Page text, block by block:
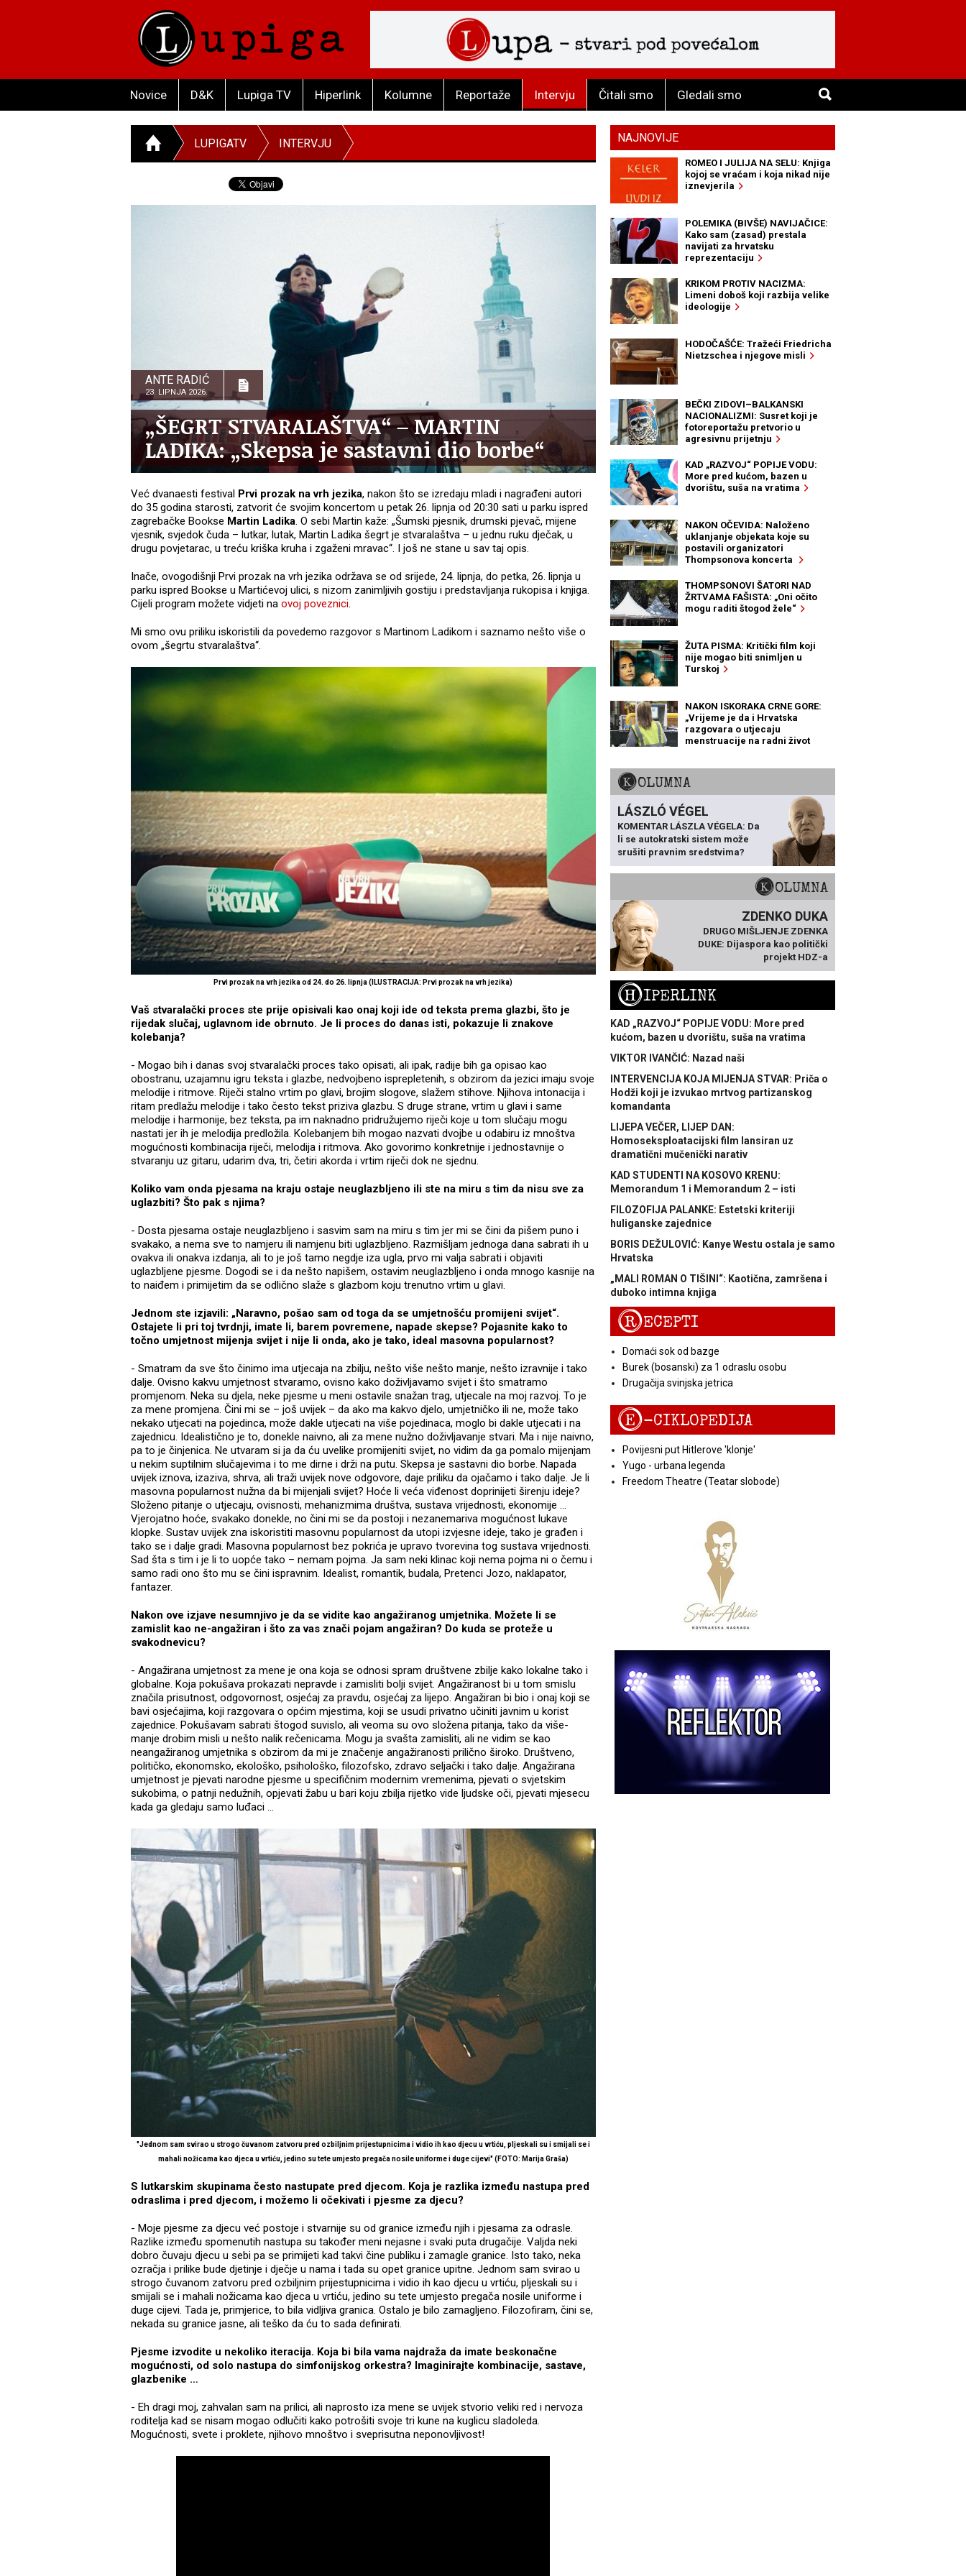
Novice D&K Lupiga TV Hiperlink Kolumne Reportaže Intervju Čitali smo Gledali smo
LUPIGATV INTERVJU
ANTE RADIĆ
23. LIPNJA 2026.
„ŠEGRT STVARALAŠTVA“ – MARTIN
LADIKA: „Skepsa je sastavni dio borbe“
Već dvanaesti festival Prvi prozak na vrh jezika, nakon što se izredaju mladi i nagrađeni autori
do 35 godina starosti, zatvorit će svojim koncertom u petak 26. lipnja od 20:30 sati u parku ispred
zagrebačke Bookse Martin Ladika. O sebi Martin kaže: „Šumski pjesnik, drumski pjevač, mijene
vjesnik, svjedok čuda – lutkar, lutak, Martin Ladika šegrt je stvaralaštva – u jednu ruku dječak, u
drugu povjetarac, u treću kriška kruha i zgaženi mravac“. I još ne stane u sav taj opis.
Inače, ovogodišnji Prvi prozak na vrh jezika održava se od srijede, 24. lipnja, do petka, 26. lipnja u
parku ispred Bookse u Martićevoj ulici, s nizom zanimljivih gostiju i predstavljanja rukopisa i knjiga.
Cijeli program možete vidjeti na ovoj poveznici.
Mi smo ovu priliku iskoristili da povedemo razgovor s Martinom Ladikom i saznamo nešto više o
ovom „šegrtu stvaralaštva“.
Prvi prozak na vrh jezika od 24. do 26. lipnja (ILUSTRACIJA: Prvi prozak na vrh jezika)
Vaš stvaralački proces ste prije opisivali kao onaj koji ide od teksta prema glazbi, što je
rijedak slučaj, uglavnom ide obrnuto. Je li proces do danas isti, pokazuje li znakove
kolebanja?
- Mogao bih i danas svoj stvaralački proces tako opisati, ali ipak, radije bih ga opisao kao
obostranu, uzajamnu igru teksta i glazbe, nedvojbeno isprepletenih, s obzirom da jezici imaju svoje
melodije i ritmove. Riječi stalno vrtim po glavi, brojim slogove, slažem stihove. Njihova intonacija i
ritam predlažu melodije i tako često tekst priziva glazbu. S druge strane, vrtim u glavi i same
melodije i harmonije, bez teksta, pa im naknadno pridružujemo riječi koje u tom slučaju mogu
nastati jer ih je melodija predložila. Kolebanjem bih mogao nazvati dvojbe u odabiru iz mnoštva
mogućnosti kombinacija riječi, melodija i ritmova. Ako govorimo konkretnije i jednostavnije o
stvaranju uz gitaru, udarim dva, tri, četiri akorda i vrtim riječi dok ne sjednu.
Koliko vam onda pjesama na kraju ostaje neuglazbljeno ili ste na miru s tim da nisu sve za
uglazbiti? Što pak s njima?
- Dosta pjesama ostaje neuglazbljeno i sasvim sam na miru s tim jer mi se čini da pišem puno i
svakako, a nema sve to namjeru ili namjenu biti uglazbljeno. Razmišljam jednoga dana sabrati ih u
ovakva ili onakva izdanja, ali to je još tamo negdje iza ugla, prvo mi valja sabrati i objaviti
uglazbljene pjesme. Dogodi se i da nešto napišem, ostavim neuglazbljeno i onda mnogo kasnije na
to naiđem i primijetim da se odlično slaže s glazbom koju trenutno vrtim u glavi.
Jednom ste izjavili: „Naravno, pošao sam od toga da se umjetnošću promijeni svijet“.
Ostajete li pri toj tvrdnji, imate li, barem povremene, napade skepse? Pojasnite kako to
točno umjetnost mijenja svijet i nije li onda, ako je tako, ideal masovna popularnost?
- Smatram da sve što činimo ima utjecaja na zbilju, nešto više nešto manje, nešto izravnije i tako
dalje. Ovisno kakvu umjetnost stvaramo, ovisno kako doživljavamo svijet i što smatramo
promjenom. Neka su djela, neke pjesme u meni ostavile snažan trag, utjecale na moj razvoj. To je
za mene promjena. Čini mi se – još uvijek – da ako ma kakvo djelo, umjetničko ili ne, može tako
nekako utjecati na pojedinca, može dakle utjecati na više pojedinaca, moglo bi dakle utjecati i na
zajednicu. Idealistično je to, donekle naivno, ali za mene nužno doživljavanje stvari. Ma i nije naivno,
pa to je činjenica. Ne utvaram si ja da ću uvelike promijeniti svijet, no vidim da ga pomalo mijenjam
u nekim suptilnim slučajevima i to me dirne i drži na putu. Skepsa je sastavni dio borbe. Napada
uvijek iznova, izaziva, shrva, ali traži uvijek nove odgovore, daje priliku da ojačamo i tako dalje. Je li
masovna popularnost nužna da bi mijenjali svijet? Hoće li veća viđenost doprinijeti širenju ideje?
Složeno pitanje o utjecaju, ovisnosti, mehanizmima društva, sustava vrijednosti, ekonomije ...
Vjerojatno hoće, svakako donekle, no čini mi se da postoji i nezanemariva mogućnost lukave
klopke. Sustav uvijek zna iskoristiti masovnu popularnost da utopi izvjesne ideje, tako je građen i
tako se i dalje gradi. Masovna popularnost bez pokrića je upravo tvorevina tog sustava vrijednosti.
Sad šta s tim i je li to uopće tako – nemam pojma. Ja sam neki klinac koji nema pojma ni o čemu i
samo radi ono što mu se čini ispravnim. Idealist, romantik, budala, Pretenci Jozo, naklapator,
fantazer.
Nakon ove izjave nesumnjivo je da se vidite kao angažiranog umjetnika. Možete li se
zamislit kao ne-angažiran i što za vas znači pojam angažiran? Do kuda se proteže u
svakodnevicu?
- Angažirana umjetnost za mene je ona koja se odnosi spram društvene zbilje kako lokalne tako i
globalne. Koja pokušava prokazati nepravde i zamisliti bolji svijet. Angažiranost bi u tom smislu
značila prisutnost, odgovornost, osjećaj za pravdu, osjećaj za lijepo. Angažiran bi bio i onaj koji se
bavi osjećajima, koji razgovara o općim mjestima, koji se usudi privatno učiniti javnim u korist
zajednice. Pokušavam sabrati štogod suvislo, ali veoma su ovo složena pitanja, tako da više-
manje drobim misli u nešto nalik rečenicama. Mogu ja svašta zamisliti, ali ne vidim se kao
neangažiranog umjetnika s obzirom da mi je značenje angažiranosti prilično široko. Društveno,
političko, ekonomsko, ekološko, psihološko, filozofsko, zdravo seljački i tako dalje. Angažirana
umjetnost je pjevati narodne pjesme u specifičnim modernim vremenima, pjevati o svjetskim
sukobima, o patnji nedužnih, opjevati žabu u bari koju zbilja rijetko vide ljudske oči, pjevati mjesecu
kada ga gledaju samo luđaci …
"Jednom sam svirao u strogo čuvanom zatvoru pred ozbiljnim prijestupnicima i vidio ih kao djecu u vrtiću, pljeskali su i smijali se i
mahali nožicama kao djeca u vrtiću, jedino su tete umjesto pregača nosile uniforme i duge cijevi" (FOTO: Marija Graša)
S lutkarskim skupinama često nastupate pred djecom. Koja je razlika između nastupa pred
odraslima i pred djecom, i možemo li očekivati i pjesme za djecu?
- Moje pjesme za djecu već postoje i stvarnije su od granice između njih i pjesama za odrasle.
Razlike između spomenutih nastupa su također meni nejasne i svaki puta drugačije. Valjda neki
dobro čuvaju djecu u sebi pa se primijeti kad takvi čine publiku i zamagle granice. Isto tako, neka
ozračja i prilike bude djetinje i dječje u nama i tada su opet granice upitne. Jednom sam svirao u
strogo čuvanom zatvoru pred ozbiljnim prijestupnicima i vidio ih kao djecu u vrtiću, pljeskali su i
smijali se i mahali nožicama kao djeca u vrtiću, jedino su tete umjesto pregača nosile uniforme i
duge cijevi. Tada je, primjerice, to bila vidljiva granica. Ostalo je bilo zamagljeno. Filozofiram, čini se,
nekada su granice jasne, ali teško da ću to sada definirati.
Pjesme izvodite u nekoliko iteracija. Koja bi bila vama najdraža da imate beskonačne
mogućnosti, od solo nastupa do simfonijskog orkestra? Imaginirajte kombinacije, sastave,
glazbenike …
- Eh dragi moj, zahvalan sam na prilici, ali naprosto iza mene se uvijek stvorio veliki red i nervoza
roditelja kad se nisam mogao odlučiti kako potrošiti svoje tri kune na kuglicu sladoleda.
Mogućnosti, svete i proklete, njihovo mnoštvo i sveprisutna neponovljivost!
NAJNOVIJE
ROMEO I JULIJA NA SELU: Knjiga
kojoj se vraćam i koja nikad nije
iznevjerila
POLEMIKA (BIVŠE) NAVIJAČICE:
Kako sam (zasad) prestala
navijati za hrvatsku
reprezentaciju
KRIKOM PROTIV NACIZMA:
Limeni doboš koji razbija velike
ideologije
HODOČAŠĆE: Tražeći Friedricha
Nietzschea i njegove misli
BEČKI ZIDOVI–BALKANSKI
NACIONALIZMI: Susret koji je
fotoreportažu pretvorio u
agresivnu prijetnju
KAD „RAZVOJ“ POPIJE VODU:
More pred kućom, bazen u
dvorištu, suša na vratima
NAKON OČEVIDA: Naloženo
uklanjanje objekata koje su
postavili organizatori
Thompsonova koncerta
THOMPSONOVI ŠATORI NAD
ŽRTVAMA FAŠISTA: „Oni očito
mogu raditi štogod žele“
ŽUTA PISMA: Kritički film koji
nije mogao biti snimljen u
Turskoj
NAKON ISKORAKA CRNE GORE:
„Vrijeme je da i Hrvatska
razgovara o utjecaju
menstruacije na radni život
KOLUMNA
LÁSZLÓ VÉGEL
KOMENTAR LÁSZLA VÉGELA: Da
li se autokratski sistem može
srušiti pravnim sredstvima?
KOLUMNA
ZDENKO DUKA
DRUGO MIŠLJENJE ZDENKA
DUKE: Dijaspora kao politički
projekt HDZ-a
HIPERLINK
KAD „RAZVOJ“ POPIJE VODU: More pred
kućom, bazen u dvorištu, suša na vratima
VIKTOR IVANČIĆ: Nazad naši
INTERVENCIJA KOJA MIJENJA STVAR: Priča o
Hodži koji je izvukao mrtvog partizanskog
komandanta
LIJEPA VEČER, LIJEP DAN:
Homoseksploatacijski film lansiran uz
dramatični mučenički narativ
KAD STUDENTI NA KOSOVO KRENU:
Memorandum 1 i Memorandum 2 – isti
FILOZOFIJA PALANKE: Estetski kriteriji
huliganske zajednice
BORIS DEŽULOVIĆ: Kanye Westu ostala je samo
Hrvatska
„MALI ROMAN O TIŠINI“: Kaotična, zamršena i
duboko intimna knjiga
RECEPTI
Domaći sok od bazge
Burek (bosanski) za 1 odraslu osobu
Drugačija svinjska jetrica
E-CIKLOPEDIJA
Povijesni put Hitlerove 'klonje'
Yugo - urbana legenda
Freedom Theatre (Teatar slobode)